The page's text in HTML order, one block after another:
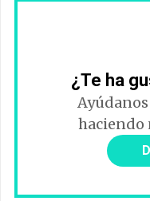
¿Te ha
haciendo